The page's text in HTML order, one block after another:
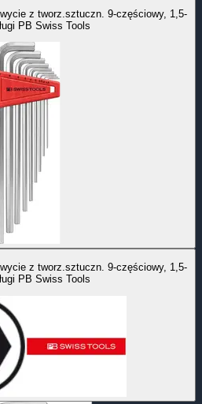
z tworz.sztuczn. 9-częściowy, 1,5-
PB Swiss Tools
z tworz.sztuczn. 9-częściowy, 1,5-
PB Swiss Tools